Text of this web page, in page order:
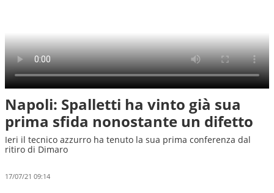
Napoli: Spalletti ha vinto già sua
prima sfida nonostante un difetto
Ieri il tecnico azzurro ha tenuto la sua prima conferenza dal
ritiro di Dimaro
17/07/21 09:14